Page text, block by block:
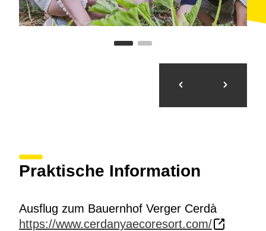
Praktische Information
Ausflug zum Bauernhof Verger Cerdà
https://www.cerdanyaecoresort.com/